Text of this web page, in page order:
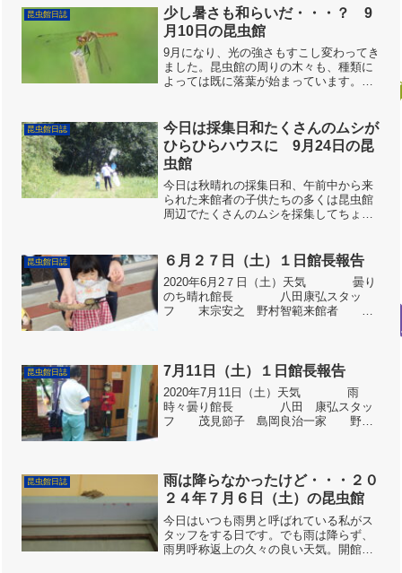
昆虫館日誌
少し暑さも和らいだ・・・？ 9
月10日の昆虫館
9月になり、光の強さもすこし変わってき
ました。昆虫館の周りの木々も、種類に
よっては既に落葉が始まっています。ス
へ移行してますね。ナツアカネやアキア
カネが多くなり、ウスバ...
昆虫館日誌
今日は採集日和たくさんのムシが
ひらひらハウスに 9月24日の昆
虫館
今日は秋晴れの採集日和、午前中から来
られた来館者の子供たちの多くは昆虫館
周辺でたくさんのムシを採集してちょう
りで昆虫採集家族総出でいざ昆虫採集で
す。大人も子供に混じって...
昆虫館日誌 ６月２７日（土）１日館長報告
2020年6月2７日（土）天気 曇り
のち晴れ館長 八田康弘スタッ
フ 末宗安之 野村智範来館者 ８
少なめでチョウも周辺で...
昆虫館日誌 7月11日（土）１日館長報告
2020年7月11日（土）天気 雨
時々曇り館長 八田 康弘スタッ
フ 茂見節子 島岡良治一家 野村
ない雨です。昆虫館...
昆虫館日誌
雨は降らなかったけど・・・２０
２４年７月６日（土）の昆虫館
今日はいつも雨男と呼ばれている私がス
タッフをする日です。でも雨は降らず、
雨男呼称返上の久々の良い天気。開館準